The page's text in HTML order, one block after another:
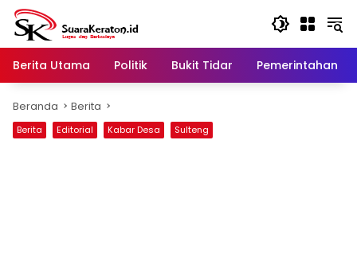
Langsung
konten
Berita Utama
Politik Bukit Tidar Pemerintahan
Beranda Berita
Berita Editorial Kabar Desa Sulteng